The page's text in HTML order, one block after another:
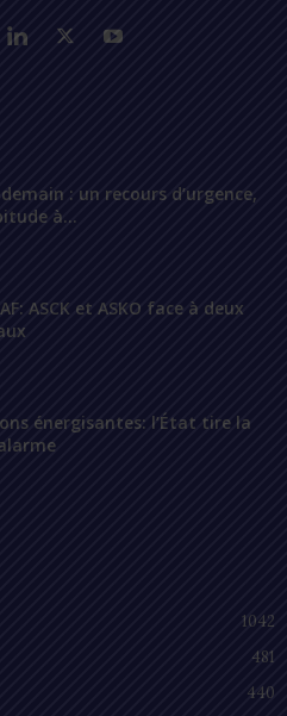
: un recours d’urgence,
à...
ASCK et ASKO face à deux
énergisantes: l’État tire la
1042
481
440